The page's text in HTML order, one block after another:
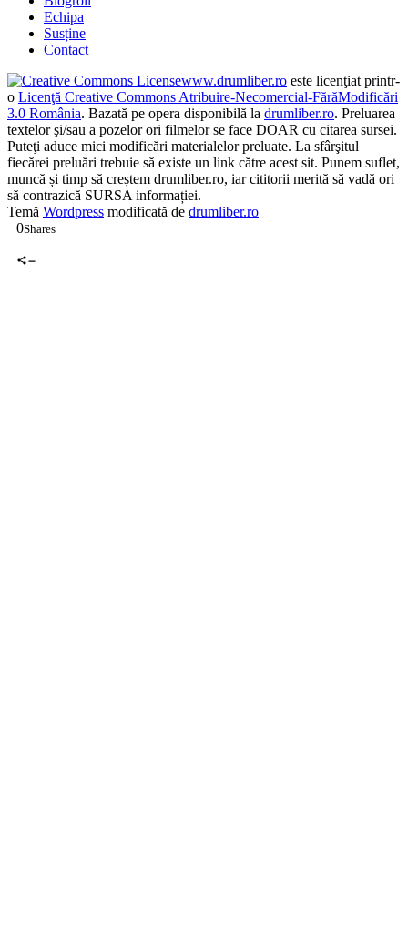
Echipa
Susține
Contact
www.drumliber.ro este licenţiat printr-
o Licenţă Creative Commons Atribuire-Necomercial-FărăModificări
3.0 România. Bazată pe opera disponibilă la drumliber.ro. Preluarea
textelor şi/sau a pozelor ori filmelor se face DOAR cu citarea sursei.
Puteţi aduce mici modificări materialelor preluate. La sfârşitul
fiecărei preluări trebuie să existe un link către acest sit. Punem suflet,
muncă și timp să creștem drumliber.ro, iar cititorii merită să vadă ori
să contrazică SURSA informației.
Temă Wordpress modificată de drumliber.ro
0Shares